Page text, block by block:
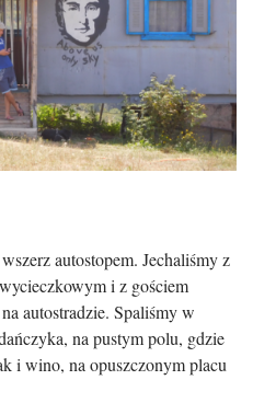
autostopem. Jechaliśmy z
i z gościem
autostradzie. Spaliśmy w
na pustym polu, gdzie
i wino, na opuszczonym placu